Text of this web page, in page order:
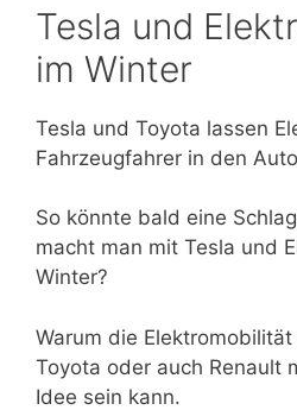
Tesla und
im Winter
Tesla und Toyota lassen
Fahrzeugfahrer in den
So könnte bald eine
macht man mit Tesla und
Winter?
Warum die
Toyota oder auch Renault
Idee sein kann.